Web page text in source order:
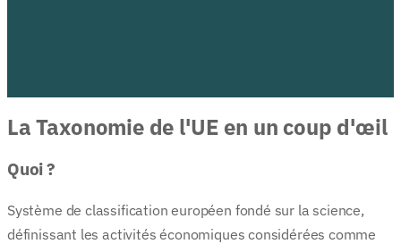
La Taxonomie de l'UE en un coup d'œil
Quoi ?
Système de classification européen fondé sur la science,
définissant les activités économiques considérées comme